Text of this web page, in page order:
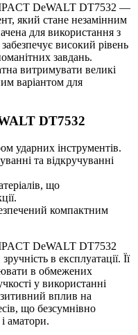
DeWALT DT7532 —
який стане незамінним
для використання з
високий рівень
завдань.
витримувати великі
варіантом для
DT7532
ударних інструментів.
та відкручуванні
що
компактним
DeWALT DT7532
в експлуатації. Її
в обмежених
у використанні
вплив на
що безсумнівно
аматори.